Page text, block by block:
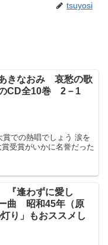
tsuyosi
あきなおみ 哀愁の歌
CD全10巻 2－1
での熱唱でしょう 涙を
受賞がいかに名誉だった
逢わずに愛し
曲 昭和45年（原
り」もおススメし